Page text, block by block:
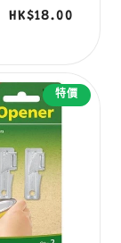
售
HK$18.00
特價